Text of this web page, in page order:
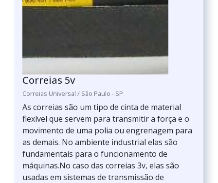
Correias 5v
Correias Universal / São Paulo - SP
As correias são um tipo de cinta de material
flexível que servem para transmitir a força e o
movimento de uma polia ou engrenagem para
as demais. No ambiente industrial elas são
fundamentais para o funcionamento de
máquinas.No caso das correias 3v, elas são
usadas em sistemas de transmissão de